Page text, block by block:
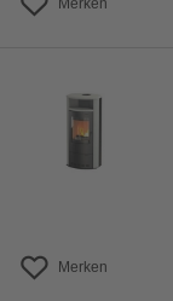
Merken
Merken